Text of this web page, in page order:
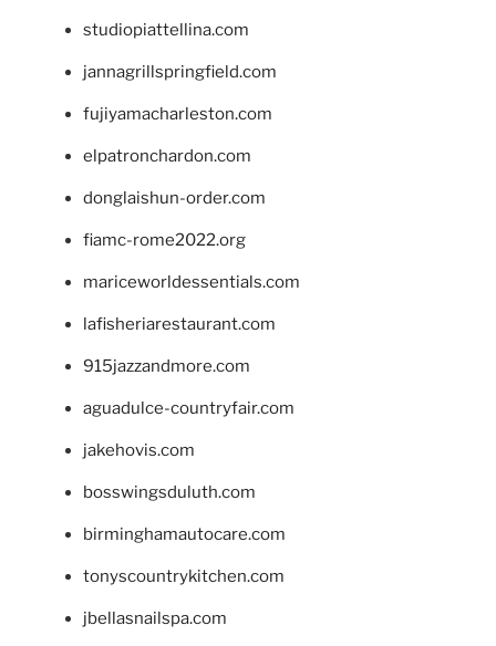
studiopiattellina.com
jannagrillspringfield.com
fujiyamacharleston.com
elpatronchardon.com
donglaishun-order.com
fiamc-rome2022.org
mariceworldessentials.com
lafisheriarestaurant.com
915jazzandmore.com
aguadulce-countryfair.com
jakehovis.com
bosswingsduluth.com
birminghamautocare.com
tonyscountrykitchen.com
jbellasnailspa.com